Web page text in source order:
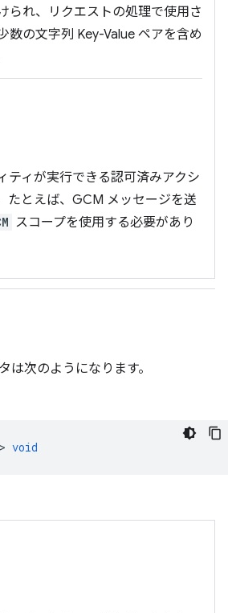
られ、リクエストの処理で使用さ
数の文字列 Key-Value ペアを含め
ティが実行できる認可済みアクシ
たとえば、GCM メッセージを送
スコープを使用する必要があり
は次のようになります。
void